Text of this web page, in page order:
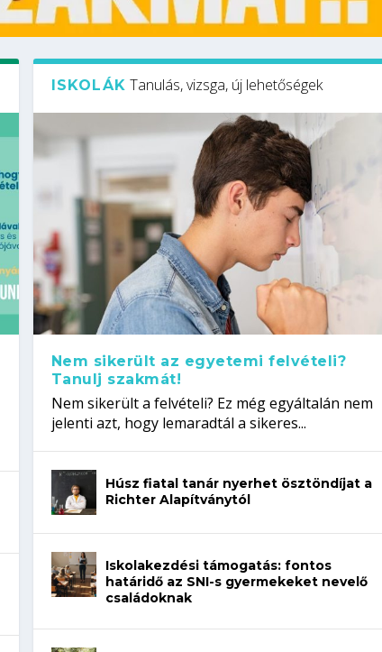
ISKOLÁK Tanulás, vizsga, új lehetőségek
Nem sikerült az egyetemi felvételi?
Tanulj szakmát!
Nem sikerült a felvételi? Ez még egyáltalán nem
jelenti azt, hogy lemaradtál a sikeres...
Húsz fiatal tanár nyerhet ösztöndíjat a
Richter Alapítványtól
Iskolakezdési támogatás: fontos
határidő az SNI-s gyermekeket nevelő
családoknak